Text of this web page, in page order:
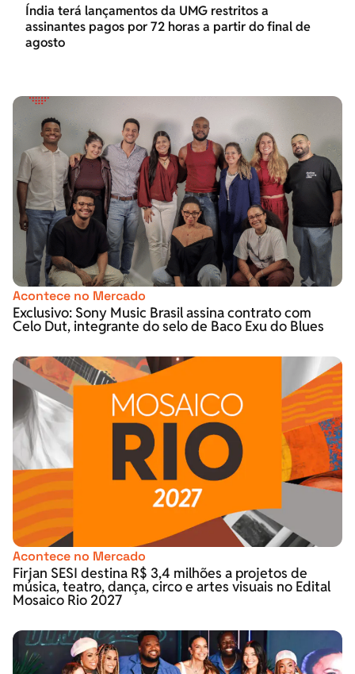
Índia terá lançamentos da UMG restritos a
assinantes pagos por 72 horas a partir do final de
agosto
Acontece no Mercado
Exclusivo: Sony Music Brasil assina contrato com
Celo Dut, integrante do selo de Baco Exu do Blues
Acontece no Mercado
Firjan SESI destina R$ 3,4 milhões a projetos de
música, teatro, dança, circo e artes visuais no Edital
Mosaico Rio 2027